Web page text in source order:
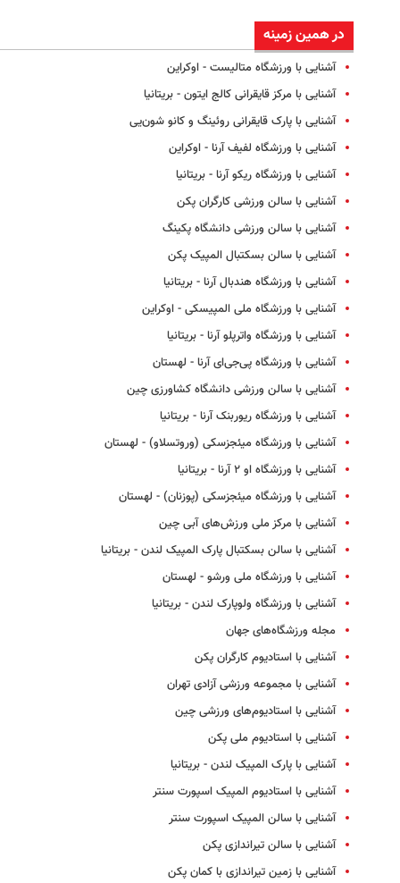
در همین زمینه
آشنایی با ورزشگاه متالیست - اوکراین
آشنایی با مرکز قایقرانی کالج ایتون - بریتانیا
آشنایی با پارک قایقرانی روئینگ و کانو شون‌یی
آشنایی با ورزشگاه لفیف آرنا - اوکراین
آشنایی با ورزشگاه ریکو آرنا - بریتانیا
آشنایی با سالن ورزشی کارگران پکن
آشنایی با سالن ورزشی دانشگاه پکینگ
آشنایی با سالن بسکتبال المپیک پکن
آشنایی با ورزشگاه هندبال آرنا - بریتانیا
آشنایی با ورزشگاه ملی المپیسکی - اوکراین
آشنایی با ورزشگاه واترپلو آرنا - بریتانیا
آشنایی با ورزشگاه پی‌جی‌ای آرنا - لهستان
آشنایی با سالن ورزشی دانشگاه کشاورزی چین
آشنایی با ورزشگاه ریوربنک آرنا - بریتانیا
آشنایی با ورزشگاه میئجزسکی (وروتسلاو) - لهستان
آشنایی با ورزشگاه او ۲ آرنا - بریتانیا
آشنایی با ورزشگاه میئجزسکی (پوزنان) - لهستان
آشنایی با مرکز ملی ورزش‌های آبی چین
آشنایی با سالن بسکتبال پارک المپیک لندن - بریتانیا
آشنایی با ورزشگاه ملی ورشو - لهستان
آشنایی با ورزشگاه ولوپارک لندن - بریتانیا
مجله ورزشگاه‌های جهان
آشنایی با استادیوم کارگران پکن
آشنایی با مجموعه ورزشی آزادی تهران
آشنایی با استادیوم‌های ورزشی چین
آشنایی با استادیوم ملی پکن
آشنایی با پارک المپیک لندن - بریتانیا
آشنایی با استادیوم المپیک اسپورت سنتر
آشنایی با سالن المپیک اسپورت سنتر
آشنایی با سالن تیراندازی پکن
آشنایی با زمین تیراندازی با کمان پکن